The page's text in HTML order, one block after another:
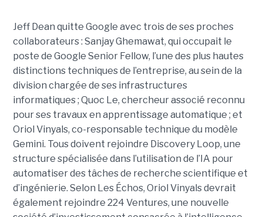
Jeff Dean quitte Google avec trois de ses proches
collaborateurs : Sanjay Ghemawat, qui occupait le
poste de Google Senior Fellow, l’une des plus hautes
distinctions techniques de l’entreprise, au sein de la
division chargée de ses infrastructures
informatiques ; Quoc Le, chercheur associé reconnu
pour ses travaux en apprentissage automatique ; et
Oriol Vinyals, co-responsable technique du modèle
Gemini. Tous doivent rejoindre Discovery Loop, une
structure spécialisée dans l’utilisation de l’IA pour
automatiser des tâches de recherche scientifique et
d’ingénierie. Selon Les Échos, Oriol Vinyals devrait
également rejoindre 224 Ventures, une nouvelle